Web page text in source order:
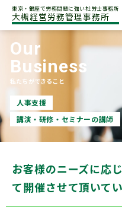
東京・銀座で労務問題に強い社労士事務所
大槻経営労務管理事務所
Our
Business
私たちができること
人事支援
講演・研修・セミナーの講師
お客様のニーズに応
て開催させて頂いてい